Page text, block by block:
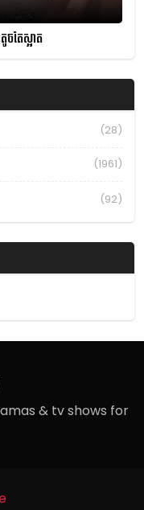
ចតែស្អាត
(28)
(1961)
(92)
& tv shows for